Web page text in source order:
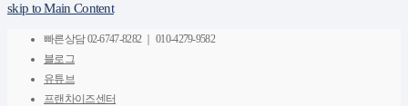
skip to Main Content
빠른상담02-6747-8282 ｜ 010-4279-9582
블로그
유튜브
프랜차이즈센터